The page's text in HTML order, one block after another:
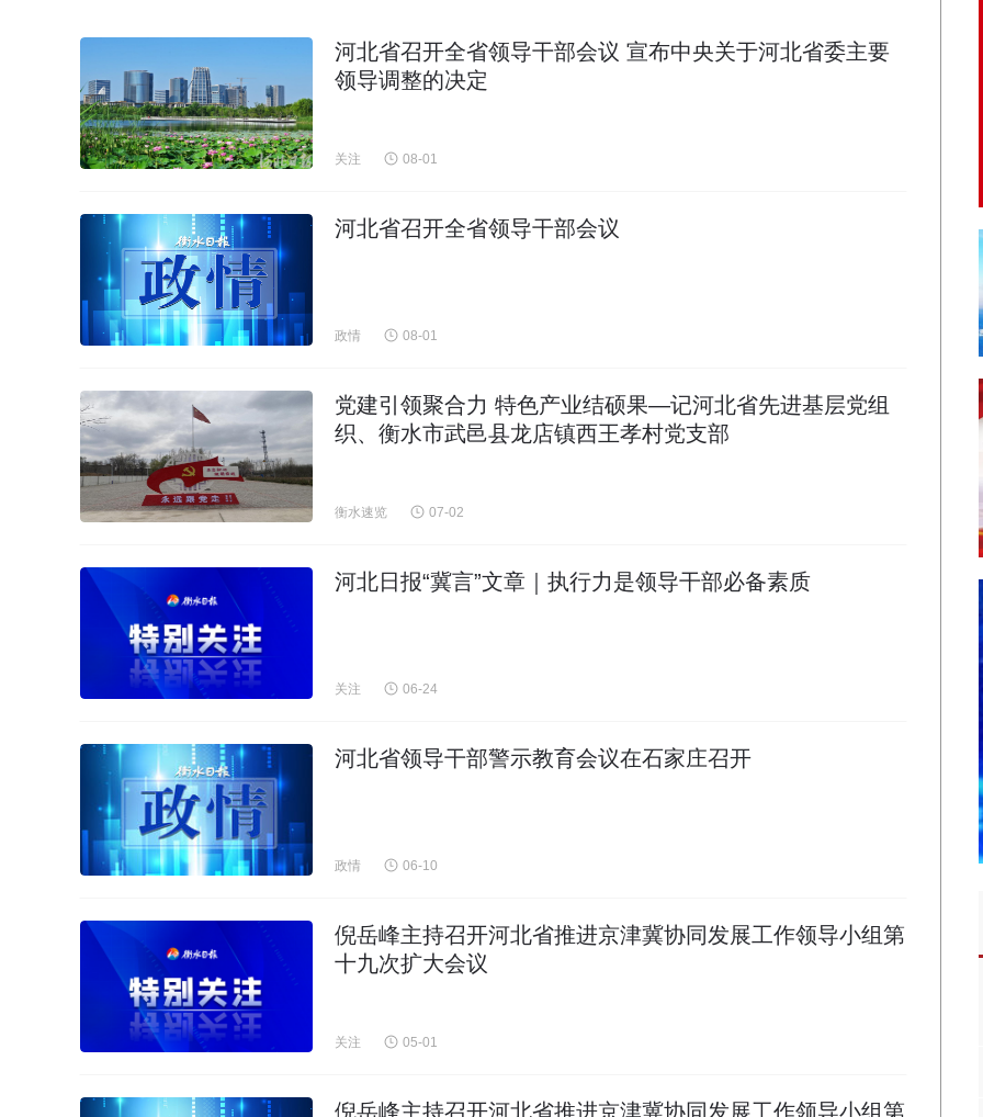
河北省召开全省领导干部会议 宣布中央关于河北省委主要
领导调整的决定
关注 08-01
河北省召开全省领导干部会议
政情 08-01
党建引领聚合力 特色产业结硕果—记河北省先进基层党组
织、衡水市武邑县龙店镇西王孝村党支部
衡水速览 07-02
河北日报“冀言”文章｜执行力是领导干部必备素质
关注 06-24
河北省领导干部警示教育会议在石家庄召开
政情 06-10
倪岳峰主持召开河北省推进京津冀协同发展工作领导小组第
十九次扩大会议
关注 05-01
倪岳峰主持召开河北省推进京津冀协同发展工作领导小组第